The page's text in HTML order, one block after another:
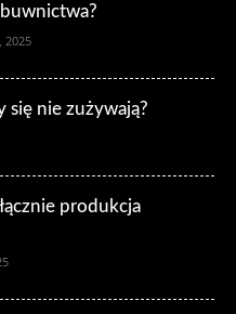
2025
się nie zużywają?
produkcja